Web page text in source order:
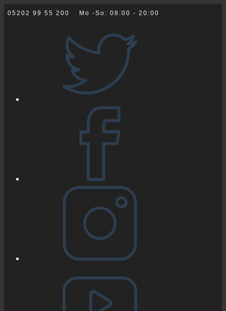
Zum
05202 99 55 200 Mo -So: 08:00 - 20:00